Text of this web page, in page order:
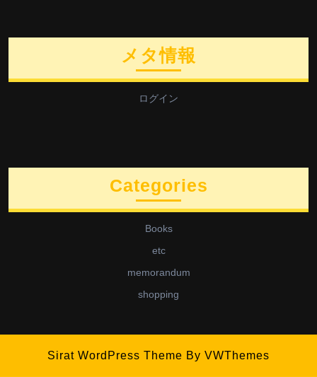
メタ情報
ログイン
Categories
Books
etc
memorandum
shopping
Sirat WordPress Theme By VWThemes